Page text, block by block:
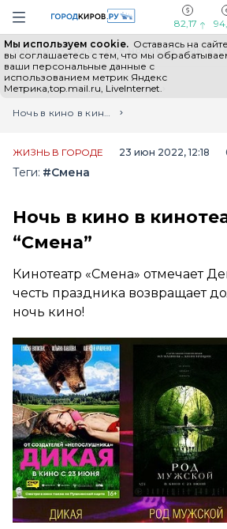
Навигация сайта
82,17
Мы используем cookie. Оставаясь на
вы соглашаетесь с тем, что мы
ваши персональные данные с
использованием метрик Яндекс
Метрика,top.mail.ru, LiveInternet.
Выборы - 2026 Все новости Мы в
Главная
Лента новостей
Ночь в кино в кинотеатре “Смена”
ЖИЗНЬ В ГОРОДЕ 23 июн 2022, 12:18
Теги: #Смена
Ночь в кино в
“Смена”
Кинотеатр «Смена» отмечает
честь праздника возвращает
ночь кино!